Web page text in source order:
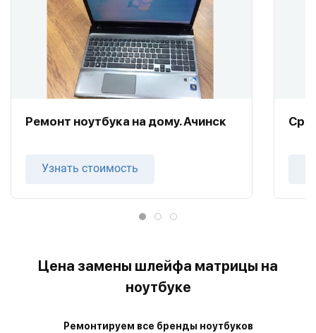
Ремонт ноутбука на дому. Ачинск
Узнать стоимость
Цена замены шлейфа матрицы на
ноутбуке
Ремонтируем все бренды ноутбуков